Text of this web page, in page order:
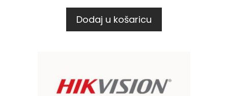
Dodaj u košaricu